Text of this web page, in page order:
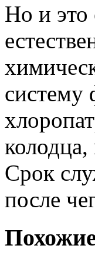
Но и это
систему
Срок
после